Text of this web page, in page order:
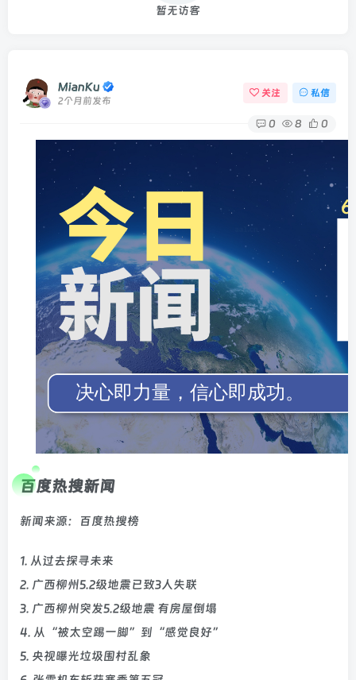
暂无访客
MianKu
2个月前发布
关注 私信
0 8 0
百度热搜新闻
新闻来源：百度热搜榜
1. 从过去探寻未来
2. 广西柳州5.2级地震已致3人失联
3. 广西柳州突发5.2级地震 有房屋倒塌
4. 从“被太空踢一脚”到“感觉良好”
5. 央视曝光垃圾围村乱象